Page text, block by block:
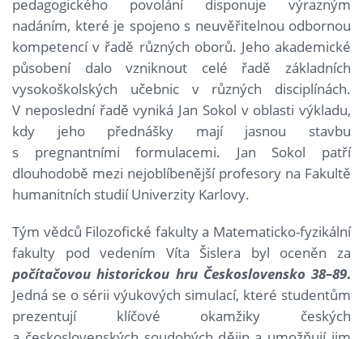
pedagogického povolání disponuje výrazným
nadáním, které je spojeno s neuvěřitelnou odbornou
kompetencí v řadě různých oborů. Jeho akademické
působení dalo vzniknout celé řadě základních
vysokoškolských učebnic v různých disciplínách.
V neposlední řadě vyniká Jan Sokol v oblasti výkladu,
kdy jeho přednášky mají jasnou stavbu
s pregnantními formulacemi. Jan Sokol patří
dlouhodobě mezi nejoblíbenější profesory na Fakultě
humanitních studií Univerzity Karlovy.
Tým vědců Filozofické fakulty a Matematicko-fyzikální
fakulty pod vedením Víta Šislera byl oceněn za
počítačovou historickou hru Československo 38–89.
Jedná se o sérii výukových simulací, které studentům
prezentují klíčové okamžiky českých